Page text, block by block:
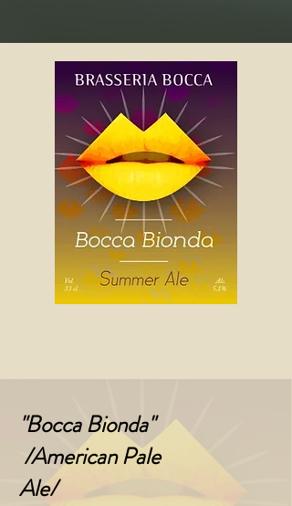
"Bocca Bionda"
/American Pale
Ale/